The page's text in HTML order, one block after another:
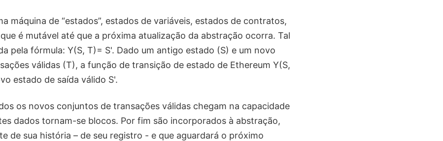
máquina de “estados”, estados de variáveis, estados de contratos,
é mutável até que a próxima atualização da abstração ocorra. Tal
pela fórmula: Y(S, T)= S'. Dado um antigo estado (S) e um novo
válidas (T), a função de transição de estado de Ethereum Y(S,
estado de saída válido S'.
os novos conjuntos de transações válidas chegam na capacidade
dados tornam-se blocos. Por fim são incorporados à abstração,
de sua história – de seu registro - e que aguardará o próximo